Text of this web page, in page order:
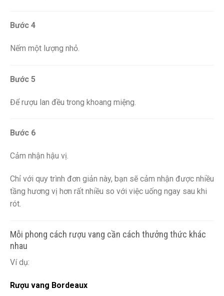
Bước 4
Nếm một lượng nhỏ.
Bước 5
Để rượu lan đều trong khoang miệng.
Bước 6
Cảm nhận hậu vị.
Chỉ với quy trình đơn giản này, bạn sẽ cảm nhận được nhiều
tầng hương vị hơn rất nhiều so với việc uống ngay sau khi
rót.
Mỗi phong cách rượu vang cần cách thưởng thức khác
nhau
Ví dụ:
Rượu vang Bordeaux